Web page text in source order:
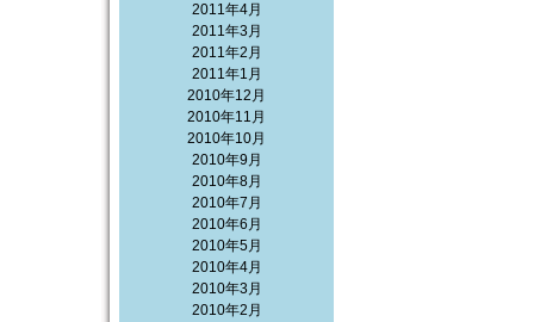
2011年4月
2011年3月
2011年2月
2011年1月
2010年12月
2010年11月
2010年10月
2010年9月
2010年8月
2010年7月
2010年6月
2010年5月
2010年4月
2010年3月
2010年2月